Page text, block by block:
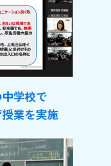
学校で
業を実施